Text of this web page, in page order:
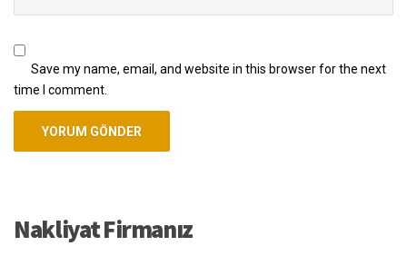
Save my name, email, and website in this browser for the next
time I comment.
Nakliyat Firmanız